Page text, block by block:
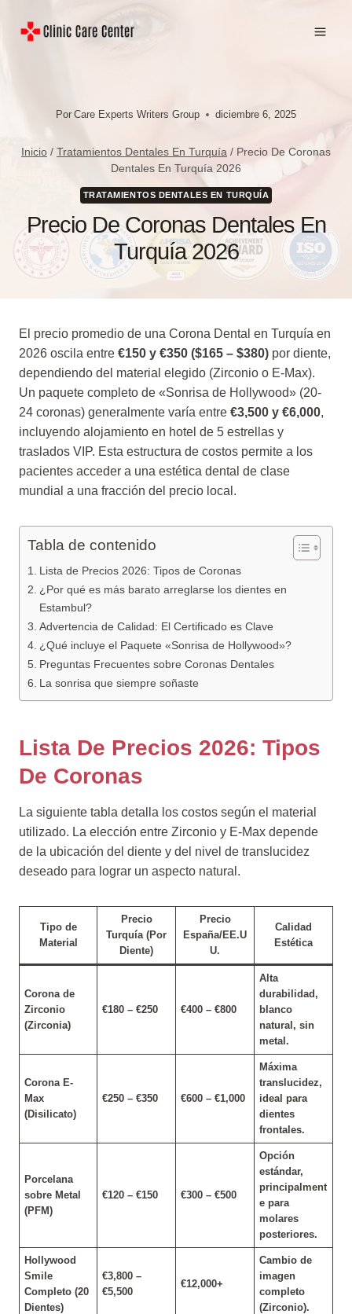
Por Care Experts Writers Group diciembre 6, 2025
Inicio / Tratamientos Dentales En Turquía / Precio De Coronas
Dentales En Turquía 2026
TRATAMIENTOS DENTALES EN TURQUÍA
Precio De Coronas Dentales En
Turquía 2026
El precio promedio de una Corona Dental en Turquía en
2026 oscila entre €150 y €350 ($165 – $380) por diente,
dependiendo del material elegido (Zirconio o E-Max).
Un paquete completo de «Sonrisa de Hollywood» (20-
24 coronas) generalmente varía entre €3,500 y €6,000,
incluyendo alojamiento en hotel de 5 estrellas y
traslados VIP. Esta estructura de costos permite a los
pacientes acceder a una estética dental de clase
mundial a una fracción del precio local.
Tabla de contenido
Lista de Precios 2026: Tipos de Coronas
¿Por qué es más barato arreglarse los dientes en
Estambul?
Advertencia de Calidad: El Certificado es Clave
¿Qué incluye el Paquete «Sonrisa de Hollywood»?
Preguntas Frecuentes sobre Coronas Dentales
La sonrisa que siempre soñaste
Lista De Precios 2026: Tipos
De Coronas
La siguiente tabla detalla los costos según el material
utilizado. La elección entre Zirconio y E-Max depende
de la ubicación del diente y del nivel de translucidez
deseado para lograr un aspecto natural.
Tipo de
Material
Precio
Turquía (Por
Diente)
Precio
España/EE.U
U.
Calidad
Estética
Corona de
Zirconio
(Zirconia)
€180 – €250 €400 – €800
Alta
durabilidad,
blanco
natural, sin
metal.
Corona E-
Max
(Disilicato)
€250 – €350 €600 – €1,000
Máxima
translucidez,
ideal para
dientes
frontales.
Porcelana
sobre Metal
(PFM)
€120 – €150 €300 – €500
Opción
estándar,
principalment
e para
molares
posteriores.
Hollywood
Smile
Completo (20
Dientes)
€3,800 –
€5,500
€12,000+
Cambio de
imagen
completo
(Zirconio).